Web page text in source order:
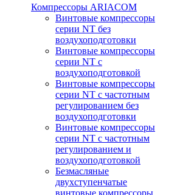
Компрессоры ARIACOM
Винтовые компрессоры
серии NT без
воздухоподготовки
Винтовые компрессоры
серии NT c
воздухоподготовкой
Винтовые компрессоры
серии NT с частотным
регулированием без
воздухоподготовки
Винтовые компрессоры
серии NT с частотным
регулированием и
воздухоподготовкой
Безмасляные
двухступенчатые
винтовые компрессоры